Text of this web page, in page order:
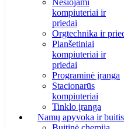
Nešiojami
kompiuteriai ir
priedai
Orgtechnika ir
Planšetiniai
kompiuteriai ir
priedai
Programinė įranga
Stacionarūs
kompiuteriai
Tinklo įranga
Namų apyvoka ir buitis